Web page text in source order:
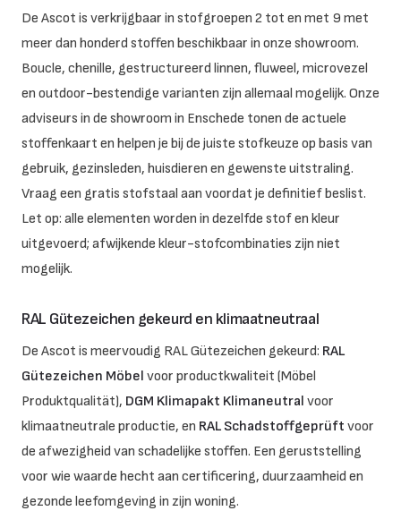
De Ascot is verkrijgbaar in stofgroepen 2 tot en met 9 met
meer dan honderd stoffen beschikbaar in onze showroom.
Boucle, chenille, gestructureerd linnen, fluweel, microvezel
en outdoor-bestendige varianten zijn allemaal mogelijk. Onze
adviseurs in de showroom in Enschede tonen de actuele
stoffenkaart en helpen je bij de juiste stofkeuze op basis van
gebruik, gezinsleden, huisdieren en gewenste uitstraling.
Vraag een gratis stofstaal aan voordat je definitief beslist.
Let op: alle elementen worden in dezelfde stof en kleur
uitgevoerd; afwijkende kleur-stofcombinaties zijn niet
mogelijk.
RAL Gütezeichen gekeurd en klimaatneutraal
De Ascot is meervoudig RAL Gütezeichen gekeurd: RAL
Gütezeichen Möbel voor productkwaliteit (Möbel
Produktqualität), DGM Klimapakt Klimaneutral voor
klimaatneutrale productie, en RAL Schadstoffgeprüft voor
de afwezigheid van schadelijke stoffen. Een geruststelling
voor wie waarde hecht aan certificering, duurzaamheid en
gezonde leefomgeving in zijn woning.